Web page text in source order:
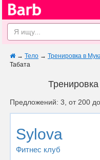
→ Тело → Тренировка в
Табата
Предложений: 3, от 200
Sylova
Фитнес клуб